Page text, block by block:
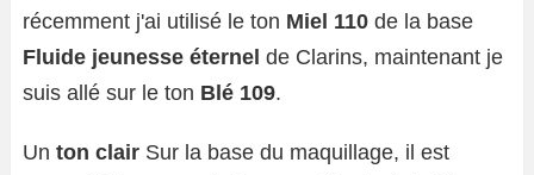
récemment j'ai utilisé le ton Miel 110 de la base
Fluide jeunesse éternel de Clarins, maintenant je
suis allé sur le ton Blé 109.
Un ton clair Sur la base du maquillage, il est